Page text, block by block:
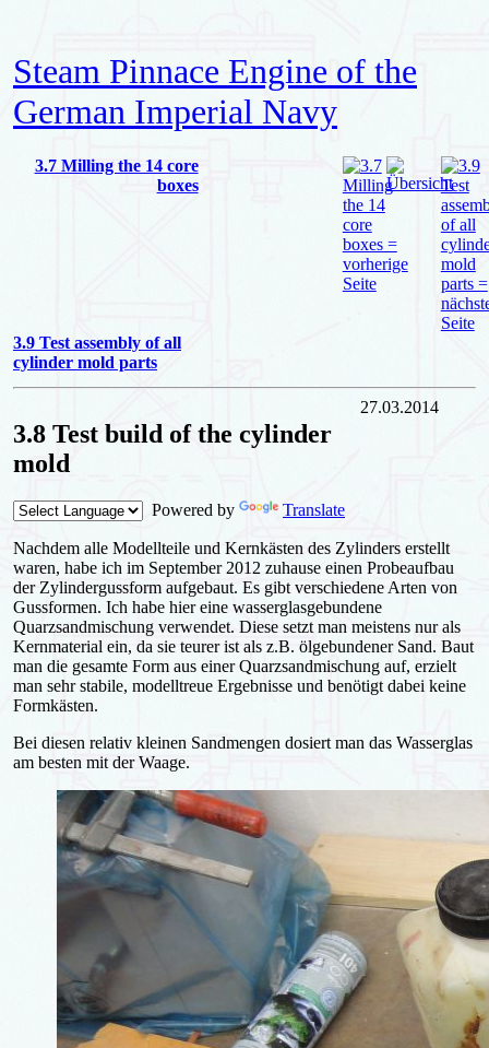
Steam Pinnace Engine of the
German Imperial Navy
3.7 Milling the 14 core
boxes
3.9 Test assembly of all
cylinder mold parts
3.8 Test build of the cylinder
mold
27.03.2014
Powered by Translate
Nachdem alle Modellteile und Kernkästen des Zylinders erstellt
waren, habe ich im September 2012 zuhause einen Probeaufbau
der Zylindergussform aufgebaut. Es gibt verschiedene Arten von
Gussformen. Ich habe hier eine wasserglasgebundene
Quarzsandmischung verwendet. Diese setzt man meistens nur als
Kernmaterial ein, da sie teurer ist als z.B. ölgebundener Sand. Baut
man die gesamte Form aus einer Quarzsandmischung auf, erzielt
man sehr stabile, modelltreue Ergebnisse und benötigt dabei keine
Formkästen.
Bei diesen relativ kleinen Sandmengen dosiert man das Wasserglas
am besten mit der Waage.